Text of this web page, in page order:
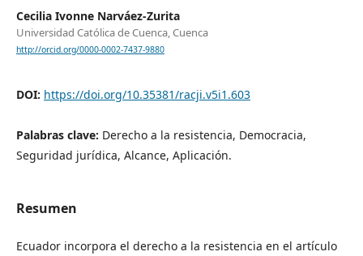
Cecilia Ivonne Narváez-Zurita
Universidad Católica de Cuenca, Cuenca
http://orcid.org/0000-0002-7437-9880
DOI: https://doi.org/10.35381/racji.v5i1.603
Palabras clave: Derecho a la resistencia, Democracia,
Seguridad jurídica, Alcance, Aplicación.
Resumen
Ecuador incorpora el derecho a la resistencia en el artículo